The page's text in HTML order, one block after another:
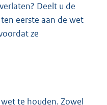
Deelt u de
eerste aan de wet
ze
te houden. Zowel